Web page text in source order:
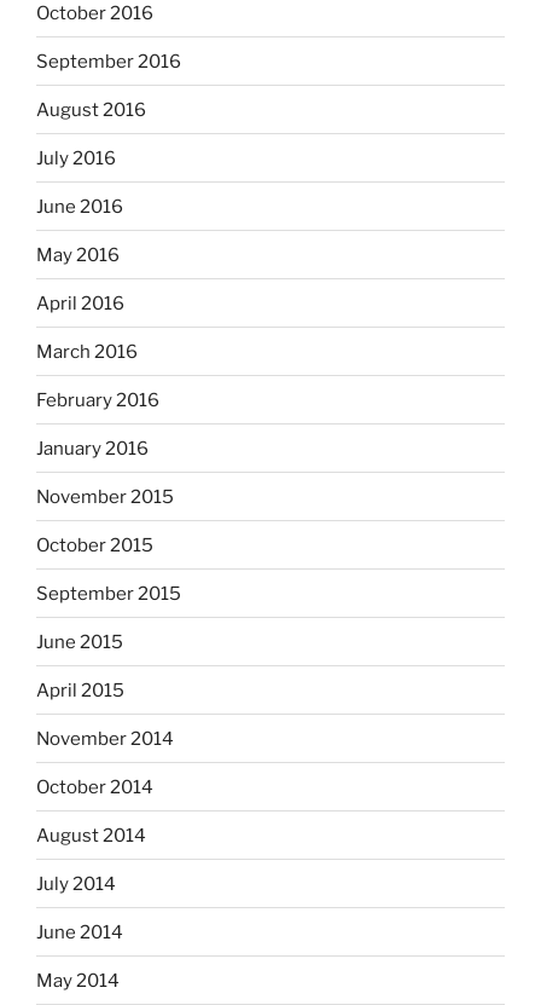
October 2016
September 2016
August 2016
July 2016
June 2016
May 2016
April 2016
March 2016
February 2016
January 2016
November 2015
October 2015
September 2015
June 2015
April 2015
November 2014
October 2014
August 2014
July 2014
June 2014
May 2014